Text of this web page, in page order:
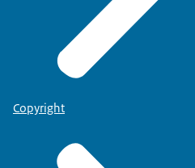
Copyright